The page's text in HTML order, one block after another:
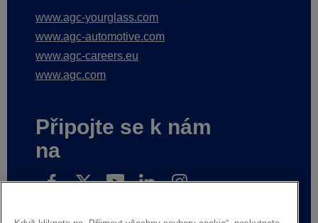
www.agc-yourglass.com
www.agc-automotive.com
www.agc-careers.eu
www.agc.com
Připojte se k nám
na